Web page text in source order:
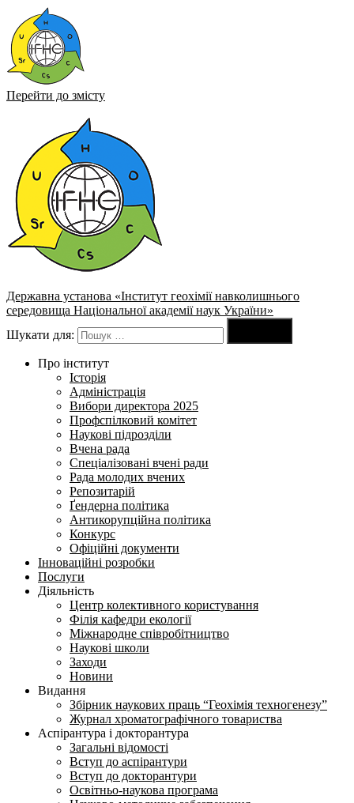
Перейти до змісту
Державна установа «Інститут геохімії навколишнього
середовища Національної академії наук України»
Шукати для:
Про інститут
Історія
Адміністрація
Вибори директора 2025
Профспілковий комітет
Наукові підрозділи
Вчена рада
Спеціалізовані вчені ради
Рада молодих вчених
Репозитарій
Ґендерна політика
Антикорупційна політика
Конкурс
Офіційні документи
Інноваційні розробки
Послуги
Діяльність
Центр колективного користування
Філія кафедри екології
Міжнародне співробітництво
Наукові школи
Заходи
Новини
Видання
Збірник наукових праць “Геохімія техногенезу”
Журнал хроматографічного товариства
Аспірантура і докторантура
Загальні відомості
Вступ до аспірантури
Вступ до докторантури
Освітньо-наукова програма